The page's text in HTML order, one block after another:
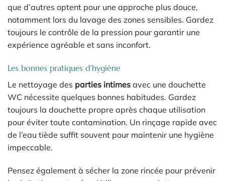
que d’autres optent pour une approche plus douce,
notamment lors du lavage des zones sensibles. Gardez
toujours le contrôle de la pression pour garantir une
expérience agréable et sans inconfort.
Les bonnes pratiques d’hygiène
Le nettoyage des parties intimes avec une douchette
WC nécessite quelques bonnes habitudes. Gardez
toujours la douchette propre après chaque utilisation
pour éviter toute contamination. Un rinçage rapide avec
de l’eau tiède suffit souvent pour maintenir une hygiène
impeccable.
Pensez également à sécher la zone rincée pour prévenir